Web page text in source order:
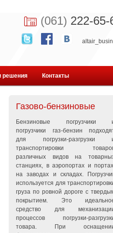
(061) 222-65-
решения Контакты
Газово-бензиновые
Бензиновые погрузчики
погрузчики газ-бензин
для погрузки-разгрузки
транспортировки
различных видов на
станциях, в аэропортах и
на заводах и складах.
используется для
груза по ровной дороге с
покрытием. Это
средство для
процессов погрузки-
товара. При